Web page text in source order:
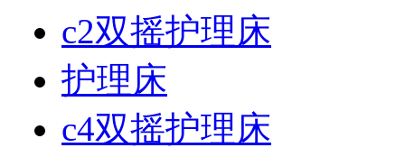
c2双摇护理床
护理床
c4双摇护理床